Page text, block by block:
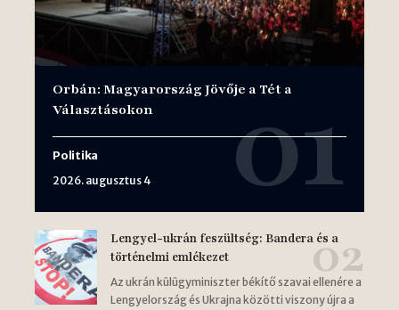
Orbán: Magyarország Jövője a Tét a
Választásokon
Politika
2026. augusztus 4
Lengyel-ukrán feszültség: Bandera és a
történelmi emlékezet
Az ukrán külügyminiszter békítő szavai ellenére a
Lengyelország és Ukrajna közötti viszony újra a